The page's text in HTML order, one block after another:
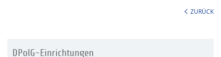
ZURÜCK
DPolG-Einrichtungen